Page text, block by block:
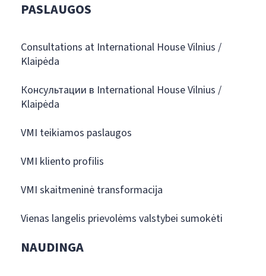
PASLAUGOS
Consultations at International House Vilnius /
Klaipėda
Консультации в International House Vilnius /
Klaipėda
VMI teikiamos paslaugos
VMI kliento profilis
VMI skaitmeninė transformacija
Vienas langelis prievolėms valstybei sumokėti
NAUDINGA